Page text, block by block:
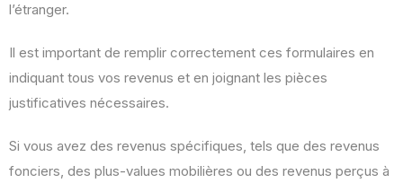
l’étranger.
Il est important de remplir correctement ces formulaires en
indiquant tous vos revenus et en joignant les pièces
justificatives nécessaires.
Si vous avez des revenus spécifiques, tels que des revenus
fonciers, des plus-values mobilières ou des revenus perçus à